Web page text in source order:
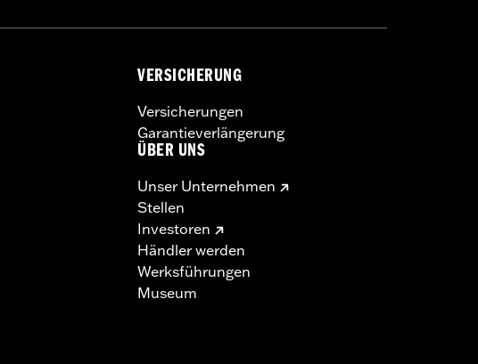
VERSICHERUNG
Versicherungen
Garantieverlängerung
ÜBER UNS
Unser Unternehmen
Stellen
Investoren
Händler werden
Werksführungen
Museum